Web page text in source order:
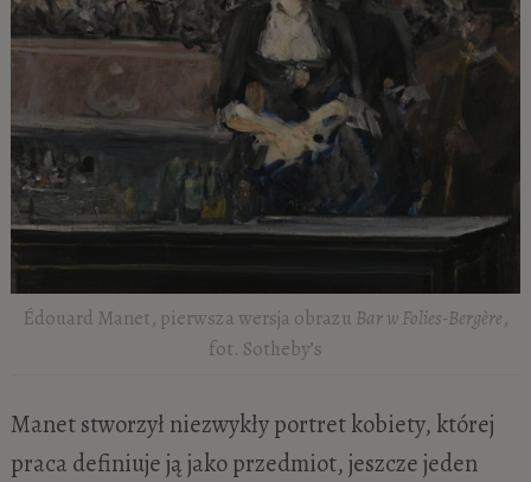
Édouard Manet, pierwsza wersja obrazu Bar w Folies-Bergère,
fot. Sotheby’s
Manet stworzył niezwykły portret kobiety, której
praca definiuje ją jako przedmiot, jeszcze jeden